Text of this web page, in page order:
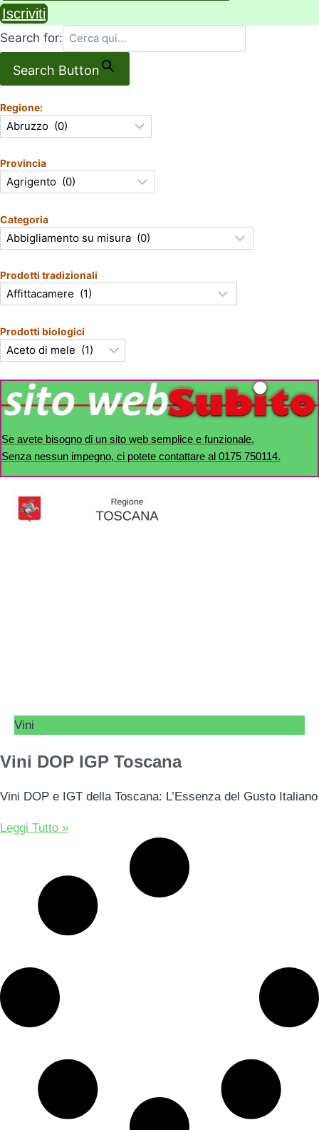
Iscriviti
Search for:
Search Button
Regione:
Provincia
Categoria
Prodotti tradizionali
Prodotti biologici
Se avete bisogno di un sito web semplice e funzionale.
Senza nessun impegno, ci potete contattare al 0175 750114.
Vini
Vini DOP IGP Toscana
Vini DOP e IGT della Toscana: L’Essenza del Gusto Italiano
Leggi Tutto »